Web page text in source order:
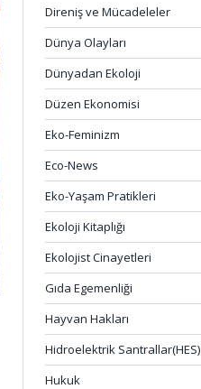
Direniş ve Mücadeleler
Dünya Olayları
Dünyadan Ekoloji
Düzen Ekonomisi
Eko-Feminizm
Eco-News
Eko-Yaşam Pratikleri
Ekoloji Kitaplığı
Ekolojist Cinayetleri
Gıda Egemenliği
Hayvan Hakları
Hidroelektrik Santrallar(HES)
Hukuk